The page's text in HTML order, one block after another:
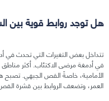
هل توجد روابط قوية بين
تتداخل بعض التغيرات التي تحدث في
في أدمغة مرضى الاكتئاب. أكثر
الأمامية، خاصةً الفص الجبهي.
العمر، وتضعف الروابط بين قشرة الفص